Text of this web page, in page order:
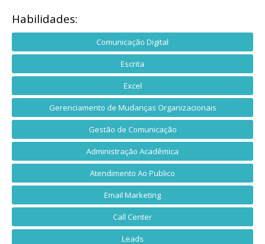
Habilidades:
Comunicação Digital
Escrita
Excel
Gerenciamento de Mudanças Organizacionais
Gestão de Comunicação
Administração Acadêmica
Atendimento Ao Publico
Email Marketing
Call Center
Leads